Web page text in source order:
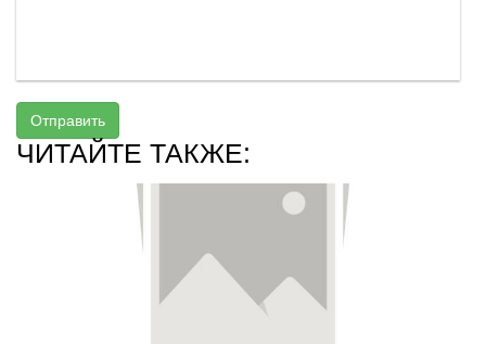
Отправить
ЧИТАЙТЕ ТАКЖЕ: